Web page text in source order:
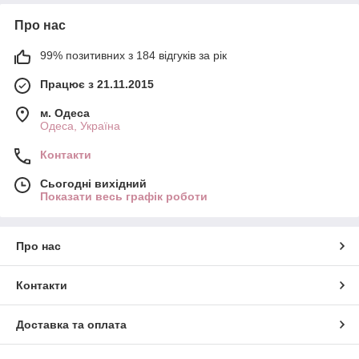
Про нас
99% позитивних з 184 відгуків за рік
Працює з 21.11.2015
м. Одеса
Одеса, Україна
Контакти
Сьогодні вихідний
Показати весь графік роботи
Про нас
Контакти
Доставка та оплата